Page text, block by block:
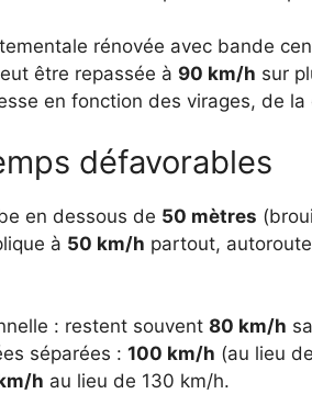
rénovée avec bande
être repassée à 90 km/h sur
en fonction des virages, de
défavorables
en dessous de 50 mètres
à 50 km/h partout,
: restent souvent 80 km/h
séparées : 100 km/h (au lieu
h au lieu de 130 km/h.